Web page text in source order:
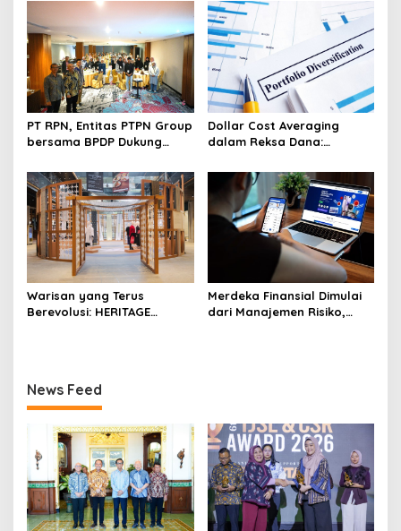
Pengembangan Akses
Bokoharjo Tol Jogja-Solo
untuk Dukung Konektivitas
DIY
6th TJSL & CSR Award 2026
PT RPN, Entitas PTPN Group
bersama BPDP Dukung
melalui Workshop Pangan
Sehat Berbasis Minyak
Sawit
Dollar Cost Averaging
dalam Reksa Dana:
untuk Pemula
Warisan yang Terus
Berevolusi: HERITAGE
Merdeka Finansial Dimulai
dari Manajemen Risiko,
News Feed